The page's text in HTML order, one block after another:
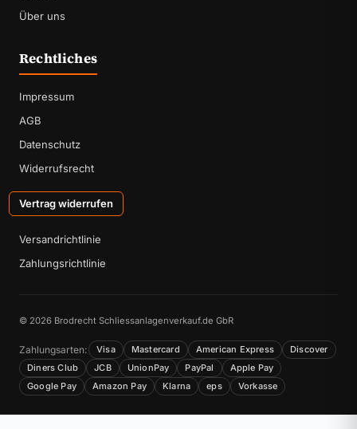
Über uns
Rechtliches
Impressum
AGB
Datenschutz
Widerrufsrecht
Vertrag widerrufen
Versandrichtlinie
Zahlungsrichtlinie
© 2026 Brodrecht Schliessanlagenverkauf.de GbR
Zahlungsarten: Visa Mastercard American Express
Discover
Diners Club
JCB UnionPay PayPal
Apple Pay
Google Pay
Amazon Pay Klarna eps Vorkasse